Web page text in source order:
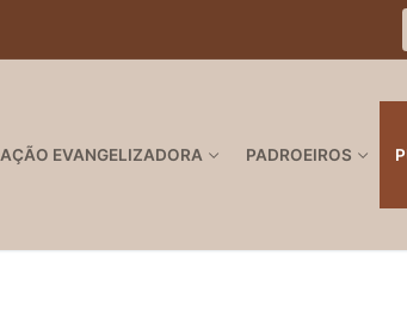
AÇÃO EVANGELIZADORA PADROEIROS
Pesquisar por: